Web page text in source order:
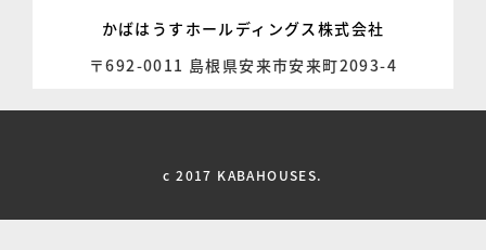
かばはうすホールディングス株式会社
〒692-0011 島根県安来市安来町2093-4
c 2017 KABAHOUSES.